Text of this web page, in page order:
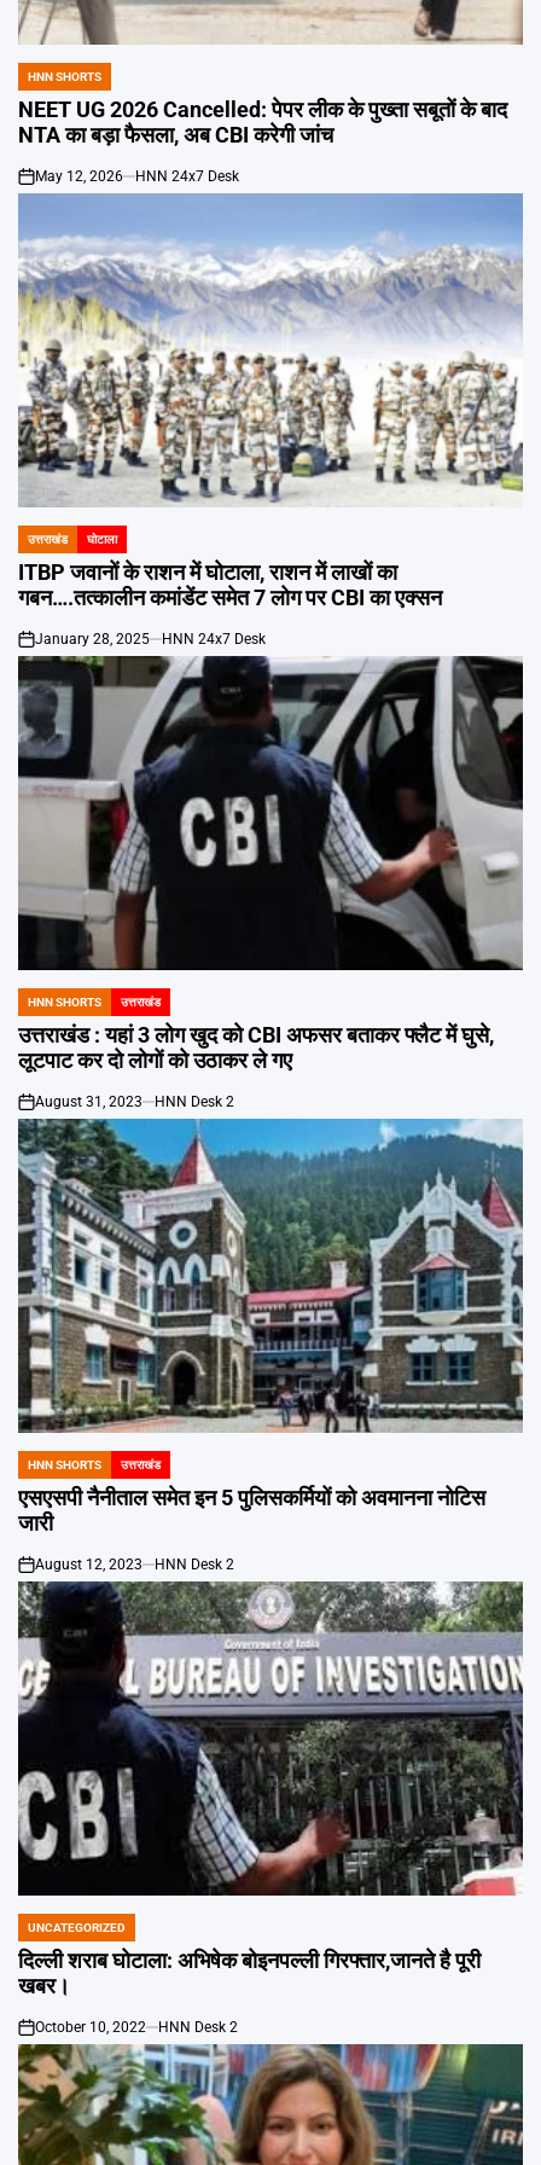
POSTED
IN
HNN SHORTS
NEET UG 2026 Cancelled: पेपर लीक के पुख्ता सबूतों के बाद
NTA का बड़ा फैसला, अब CBI करेगी जांच
on
May 12, 2026 HNN 24x7 Desk
POSTED
IN
उत्तराखंड घोटाला
ITBP जवानों के राशन में घोटाला, राशन में लाखों का
गबन….तत्कालीन कमांडेंट समेत 7 लोग पर CBI का एक्सन
on
January 28, 2025 HNN 24x7 Desk
POSTED
IN
HNN SHORTS उत्तराखंड
उत्तराखंड : यहां 3 लोग खुद को CBI अफसर बताकर फ्लैट में घुसे,
लूटपाट कर दो लोगों को उठाकर ले गए
on
August 31, 2023 HNN Desk 2
POSTED
IN
HNN SHORTS उत्तराखंड
एसएसपी नैनीताल समेत इन 5 पुलिसकर्मियों को अवमानना नोटिस
जारी
on
August 12, 2023 HNN Desk 2
POSTED
IN
UNCATEGORIZED
दिल्ली शराब घोटाला: अभिषेक बोइनपल्ली गिरफ्तार,जानते है पूरी
खबर।
on
October 10, 2022 HNN Desk 2